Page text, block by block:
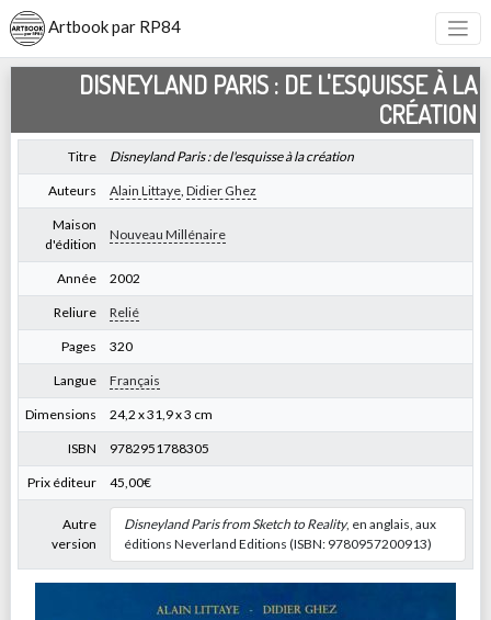
Artbook par RP84
DISNEYLAND PARIS : DE L'ESQUISSE À LA
CRÉATION
Titre Disneyland Paris : de l'esquisse à la création
Auteurs Alain Littaye, Didier Ghez
Maison
d'édition
Nouveau Millénaire
Année 2002
Reliure Relié
Pages 320
Langue Français
Dimensions 24,2 x 31,9 x 3 cm
ISBN 9782951788305
Prix éditeur 45,00€
Autre
version
Disneyland Paris from Sketch to Reality, en anglais, aux
éditions Neverland Editions (ISBN: 9780957200913)